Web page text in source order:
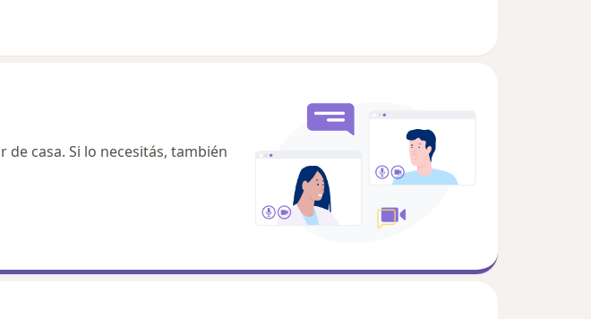
casa. Si lo necesitás, también